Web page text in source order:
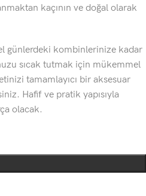
kaçının ve doğal olarak
günlerdeki kombinlerinize kadar
sıcak tutmak için mükemmel
tamamlayıcı bir aksesuar
Hafif ve pratik yapısıyla
olacak.